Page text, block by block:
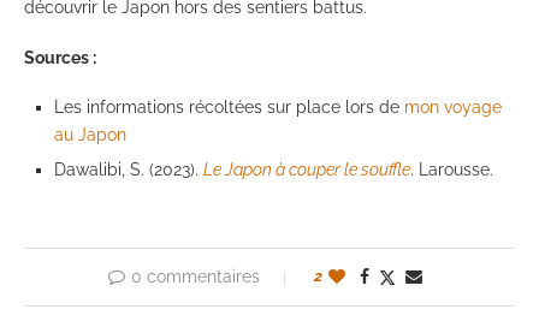
découvrir le Japon hors des sentiers battus.
Sources :
Les informations récoltées sur place lors de mon voyage
au Japon
Dawalibi, S. (2023). Le Japon à couper le souffle. Larousse.
0 commentaires 2